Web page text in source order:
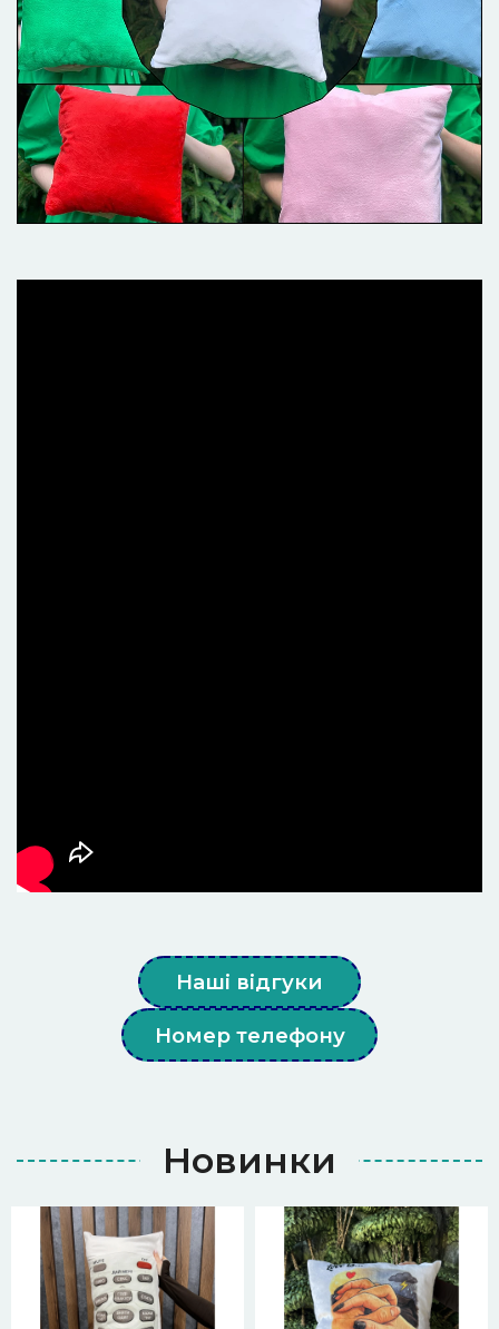
Наші відгуки
Номер телефону
Новинки